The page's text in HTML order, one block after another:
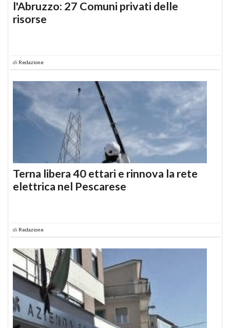
l'Abruzzo: 27 Comuni privati delle
risorse
di Redazione
Terna libera 40 ettari e rinnova la rete
elettrica nel Pescarese
di Redazione